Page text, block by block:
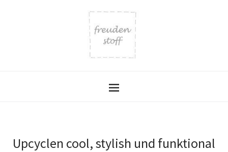
Upcyclen cool, stylish und funktional